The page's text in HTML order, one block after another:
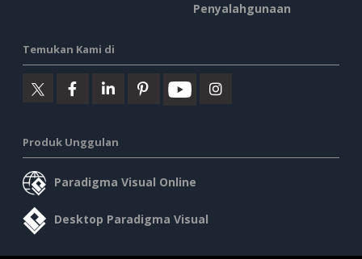
Penyalahgunaan
Temukan Kami di
Produk Unggulan
Paradigma Visual Online
Desktop Paradigma Visual